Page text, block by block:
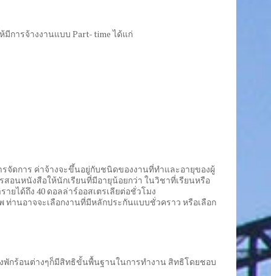
การจ้างงานแบบ Part- time ได้แก่
ดการ ค่าจ้างจะขึ้นอยู่กับชนิดของงานที่ทำและอายุของผู้
อนหนังสือให้นักเรียนที่มีอายุน้อยกว่า ในวิชาที่เรียนหรือ
ยได้ถึง 40 ดอลล่าร์ออสเตรเลียต่อชั่วโมง
านอาจจะเลือกงานที่มีหลักประกันแบบชั่วคราว หรือเลือก
พักร้อนต่างๆก็มีสิทธิขั้นพื้นฐานในการทำงาน สิทธิโดยชอบ